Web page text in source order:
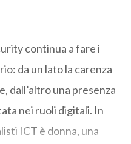
continua a fare i
da un lato la carenza
dall’altro una presenza
nei ruoli digitali. In
ICT è donna, una